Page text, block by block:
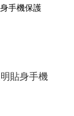
手機保護